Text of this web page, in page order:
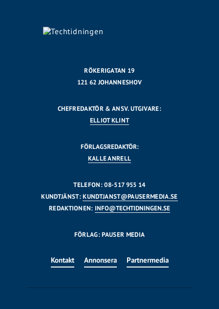
RÖKERIGATAN 19
121 62 JOHANNESHOV
CHEFREDAKTÖR & ANSV. UTGIVARE:
ELLIOT KLINT
FÖRLAGSREDAKTÖR:
KALLE ANRELL
TELEFON: 08-517 955 14
KUNDTJÄNST:KUNDTJANST@PAUSERMEDIA.SE
REDAKTIONEN: INFO@TECHTIDNINGEN.SE
FÖRLAG: PAUSER MEDIA
Kontakt Annonsera Partnermedia